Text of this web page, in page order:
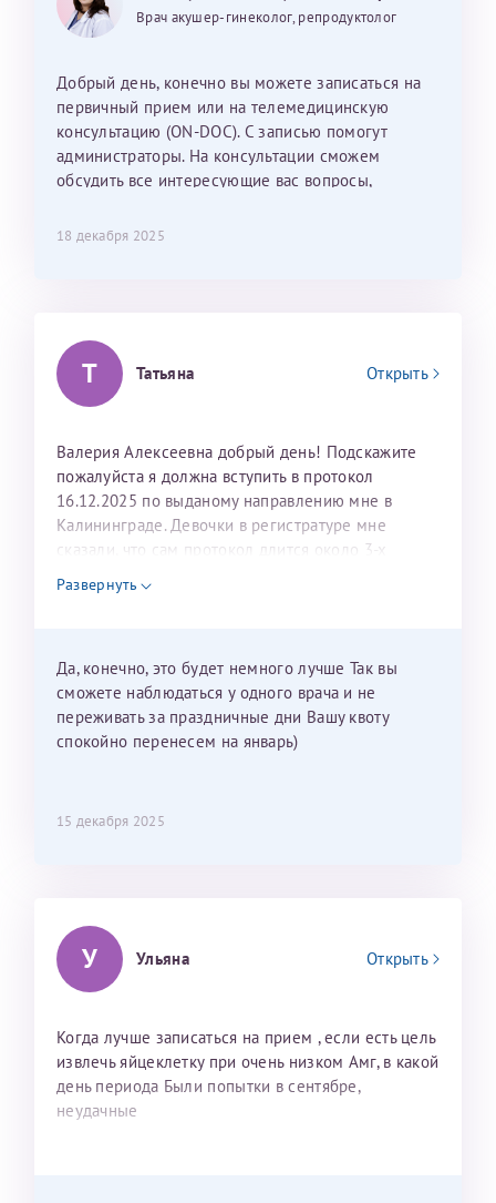
Так же хотелось отметить мед. сестру Сухову
Наталью Викторовну. Тоже очень душевный человек.
лёгкое и простое. Вообще в данной клинике весь
персонал очень вежливый и чуткий, прям приятно
находиться. Мы собираемся туда ещё за вторым
ребёнком, и конечно же только к Ринату
Рафаильевичу, нашему волшебнику, без каких либо
26 июля 2026
дальнейшие действия для программы эко
Врач акушер-гинеколог, репродуктолог
Добрый день, конечно вы можете записаться на
первичный прием или на телемедицинскую
консультацию (ON-DOC). С записью помогут
администраторы. На консультации сможем
обсудить все интересующие вас вопросы,
18 декабря 2025
Т Татьяна Открыть
Валерия Алексеевна добрый день! Подскажите
пожалуйста я должна вступить в протокол
16.12.2025 по выданому направлению мне в
Калининграде. Девочки в регистратуре мне
сказали, что сам протокол длится около 3-х
недель и 3 недели я должна находится в Питере.
Можно мне новый год провести в Калининграде и
Развернуть
Да, конечно, это будет немного лучше Так вы
сможете наблюдаться у одного врача и не
переживать за праздничные дни Вашу квоту
спокойно перенесем на январь)
15 декабря 2025
У Ульяна Открыть
Когда лучше записаться на прием , если есть цель
извлечь яйцеклетку при очень низком Амг, в какой
день периода Были попытки в сентябре,
неудачные